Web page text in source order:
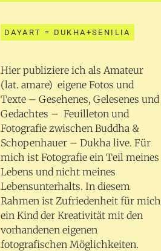
DAYART = DUKHA+SENILIA
Hier publiziere ich als Amateur
(lat. amare) eigene Fotos und
Texte – Gesehenes, Gelesenes und
Gedachtes – Feuilleton und
Fotografie zwischen Buddha &
Schopenhauer – Dukha live. Für
mich ist Fotografie ein Teil meines
Lebens und nicht meines
Lebensunterhalts. In diesem
Rahmen ist Zufriedenheit für mich
ein Kind der Kreativität mit den
vorhandenen eigenen
fotografischen Möglichkeiten.